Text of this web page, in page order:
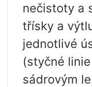
nečistoty a
třísky a
jednotlivé
(styčné
sádrovým